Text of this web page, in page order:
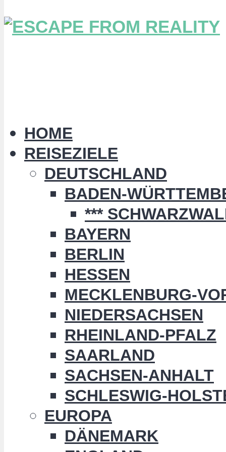
HOME
REISEZIELE
DEUTSCHLAND
BADEN-
***
BAYERN
BERLIN
HESSEN
MECKLENBURG-
NIEDERSACHSEN
RHEINLAND-PFALZ
SAARLAND
SACHSEN-ANHALT
SCHLESWIG-
EUROPA
DÄNEMARK